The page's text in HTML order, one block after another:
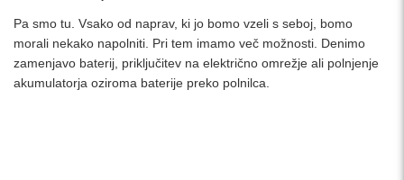
Pa smo tu. Vsako od naprav, ki jo bomo vzeli s seboj, bomo
morali nekako napolniti. Pri tem imamo več možnosti. Denimo
zamenjavo baterij, priključitev na električno omrežje ali polnjenje
akumulatorja oziroma baterije preko polnilca.